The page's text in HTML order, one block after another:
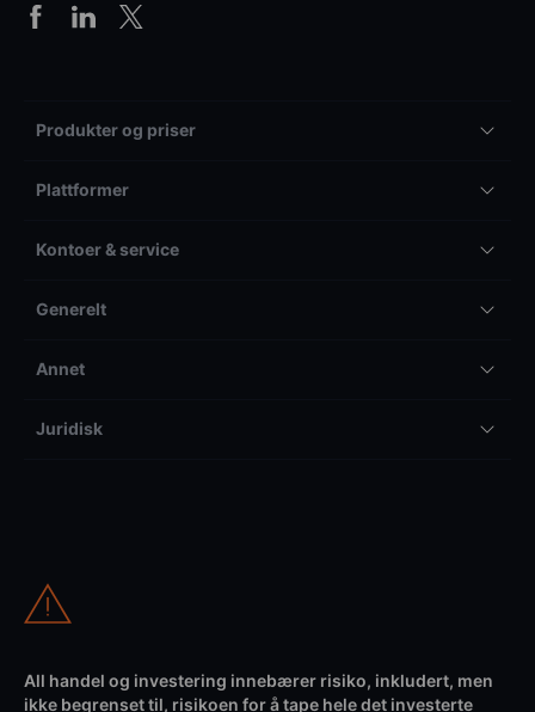
Produkter og priser
Plattformer
Kontoer & service
Generelt
Annet
Juridisk
All handel og investering innebærer risiko, inkludert, men
ikke begrenset til, risikoen for å tape hele det investerte